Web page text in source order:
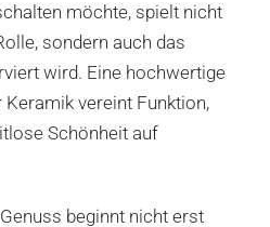
möchte, spielt nicht
sondern auch das
wird. Eine hochwertige
Keramik vereint Funktion,
Schönheit auf
beginnt nicht erst